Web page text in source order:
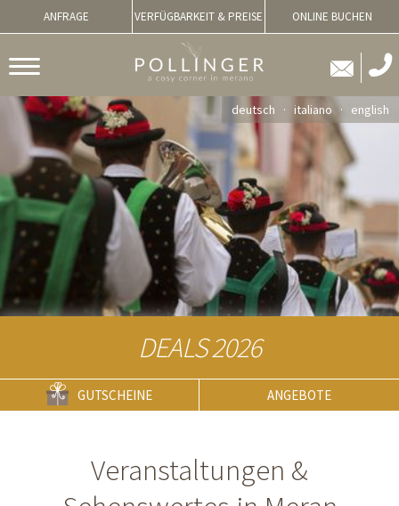
ANFRAGE VERFÜGBARKEIT & PREISE ONLINE BUCHEN
deutsch italiano english
DEALS 2026
GUTSCHEINE ANGEBOTE
Veranstaltungen &